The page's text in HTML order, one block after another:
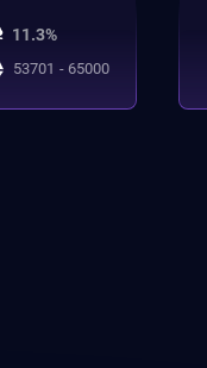
11.3%
53701 - 65000